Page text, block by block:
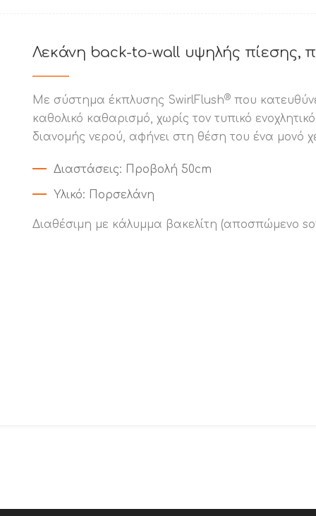
Λεκάνη back-to-wall υψηλής πίεσης,
Με σύστημα έκπλυσης SwirlFlush®που
καθολικό καθαρισμό, χωρίς τον τυπικό
διανομής νερού, αφήνει στη θέση του ένα μονό
Διαστάσεις: Προβολή 50cm
Υλικό: Πορσελάνη
Διαθέσιμη με κάλυμμα βακελίτη (αποσπώμενο